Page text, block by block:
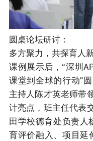
圆桌论坛研讨：
多方聚力，共探育人
课例展示后，“深圳
课堂到全球的行动”
主持人陈才英老师带
计亮点，班主任代表
田学校德育处负责人
育评价融入、项目延